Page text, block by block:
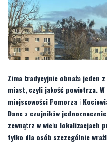
Zima tradycyjnie obnaża jeden
miast, czyli jakość powietrza.
miejscowości Pomorza i
Dane z czujników
zewnątrz w wielu lokalizacjach
tylko dla osób szczególnie